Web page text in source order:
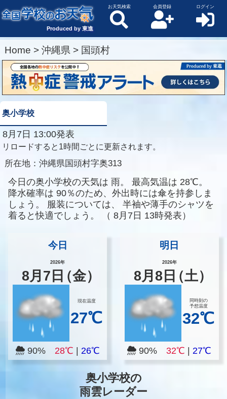
Produced by 東進
お天気検索 会員登録 ログイン
Home > 沖縄県 > 国頭村
奥小学校
8月7日 13:00発表
リロードすると1時間ごとに更新されます。
所在地： 沖縄県国頭村字奥313
今日の奥小学校の天気は 雨。 最高気温は 28℃。
降水確率は 90％のため、外出時には傘を持参しま
しょう。
服装については、
半袖や薄手のシャツを
着ると快適でしょう。
（ 8月7日 13時発表）
今日
2026年
8月 7 日（金）
現在温度
27℃
90% 28℃ | 26℃
明日
2026年
8月8 日（土）
同時刻の
予想温度
32℃
90% 32℃ | 27℃
奥小学校の
雨雲レーダー